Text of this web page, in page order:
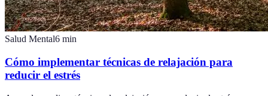
Salud Mental6 min
Cómo implementar técnicas de relajación para
reducir el estrés